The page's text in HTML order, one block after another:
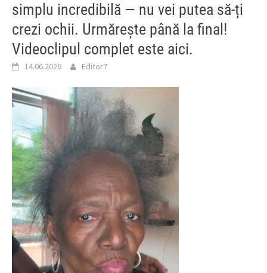
simplu incredibilă — nu vei putea să-ți
crezi ochii. Urmărește până la final!
Videoclipul complet este aici.
14.06.2026 Editor7